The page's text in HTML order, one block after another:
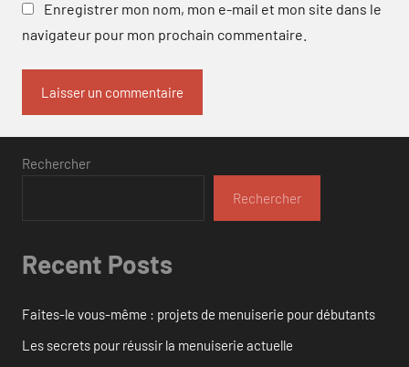
Enregistrer mon nom, mon e-mail et mon site dans le
navigateur pour mon prochain commentaire.
Rechercher
Rechercher
Recent Posts
Faites-le vous-même : projets de menuiserie pour débutants
Les secrets pour réussir la menuiserie actuelle